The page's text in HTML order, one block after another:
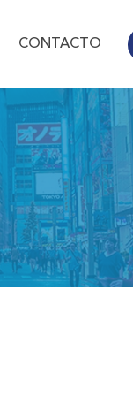
CONTACTO